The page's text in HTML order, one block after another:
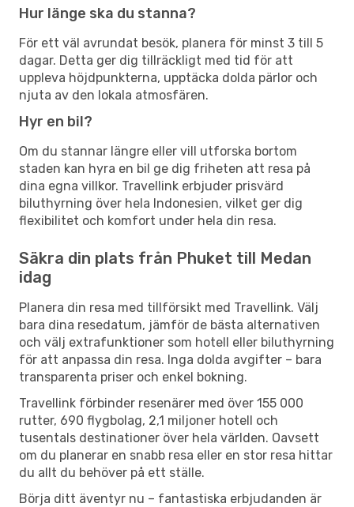
Hur länge ska du stanna?
För ett väl avrundat besök, planera för minst 3 till 5
dagar. Detta ger dig tillräckligt med tid för att
uppleva höjdpunkterna, upptäcka dolda pärlor och
njuta av den lokala atmosfären.
Hyr en bil?
Om du stannar längre eller vill utforska bortom
staden kan hyra en bil ge dig friheten att resa på
dina egna villkor. Travellink erbjuder prisvärd
biluthyrning över hela Indonesien, vilket ger dig
flexibilitet och komfort under hela din resa.
Säkra din plats från Phuket till Medan
idag
Planera din resa med tillförsikt med Travellink. Välj
bara dina resedatum, jämför de bästa alternativen
och välj extrafunktioner som hotell eller biluthyrning
för att anpassa din resa. Inga dolda avgifter – bara
transparenta priser och enkel bokning.
Travellink förbinder resenärer med över 155 000
rutter, 690 flygbolag, 2,1 miljoner hotell och
tusentals destinationer över hela världen. Oavsett
om du planerar en snabb resa eller en stor resa hittar
du allt du behöver på ett ställe.
Börja ditt äventyr nu – fantastiska erbjudanden är